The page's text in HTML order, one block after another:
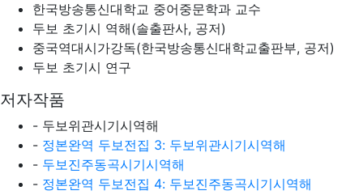
한국방송통신대학교 중어중문학과 교수
두보 초기시 역해(솔출판사, 공저)
중국역대시가강독(한국방송통신대학교출판부, 공저)
두보 초기시 연구
저자작품
- 두보위관시기시역해
- 정본완역 두보전집 3: 두보위관시기시역해
- 두보진주동곡시기시역해
- 정본완역 두보전집 4: 두보진주동곡시기시역해